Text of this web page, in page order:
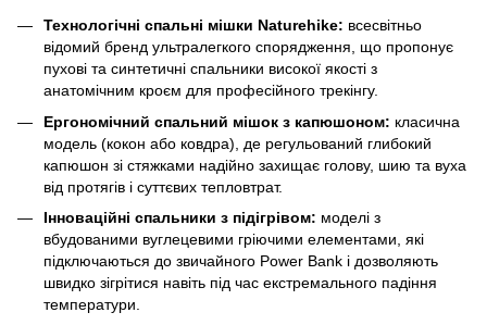
Технологічні спальні мішки Naturehike: всесвітньо
відомий бренд ультралегкого спорядження, що пропонує
пухові та синтетичні спальники високої якості з
анатомічним кроєм для професійного трекінгу.
Ергономічний спальний мішок з капюшоном: класична
модель (кокон або ковдра), де регульований глибокий
капюшон зі стяжками надійно захищає голову, шию та вуха
від протягів і суттєвих тепловтрат.
Інноваційні спальники з підігрівом: моделі з
вбудованими вуглецевими гріючими елементами, які
підключаються до звичайного Power Bank і дозволяють
швидко зігрітися навіть під час екстремального падіння
температури.